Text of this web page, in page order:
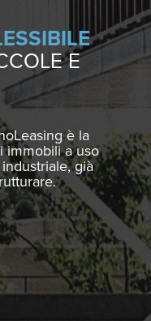
E
è la
immobili a uso
già